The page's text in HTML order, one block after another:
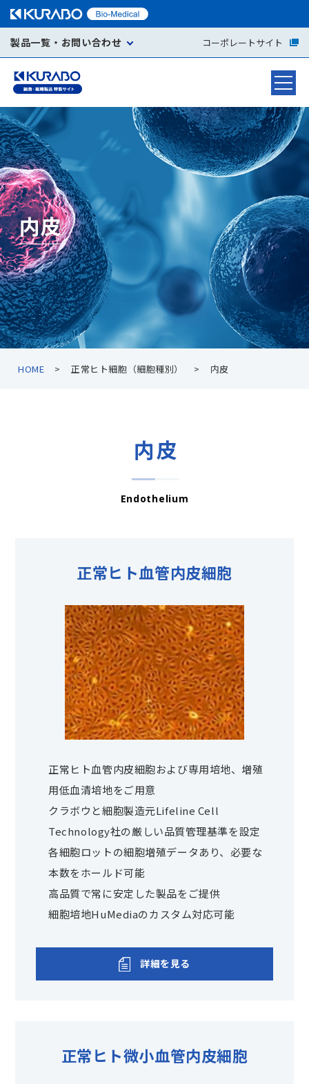
製品一覧・お問い合わせ コーポレートサイト
内皮
HOME 正常ヒト細胞（細胞種別） 内皮
内皮
Endothelium
正常ヒト血管内皮細胞
正常ヒト血管内皮細胞および専用培地、増殖
用低血清培地をご用意
クラボウと細胞製造元Lifeline Cell
Technology社の厳しい品質管理基準を設定
各細胞ロットの細胞増殖データあり、必要な
本数をホールド可能
高品質で常に安定した製品をご提供
細胞培地HuMediaのカスタム対応可能
詳細を見る
正常ヒト微小血管内皮細胞